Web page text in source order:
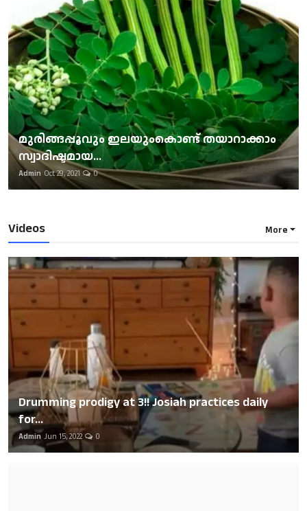
മുരിങ്ങപ്പൂവും ഇലയുംകൊണ്ട് തയാറാക്കാം
സ്വാദിഷ്ടമായ...
Admin Oct 29, 2021 0
Videos More
Drumming prodigy at 3!! Josiah practices daily
for...
Admin Jun 15, 2022 0